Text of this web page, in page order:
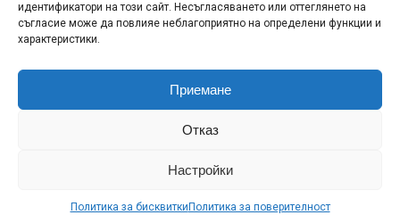
идентификатори на този сайт. Несъгласяването или оттеглянето на
съгласие може да повлияе неблагоприятно на определени функции и
характеристики.
Приемане
Отказ
Настройки
Политика за бисквитки Политика за поверителност
КОНТАКТИ СПОДЕЛИ НОВИНА!
ЗА НАС
ПОЛИТИКА ЗА БИСКВИТКИ (ЕС)
МИКА: Музика и Лайфстайл Copyright © 2011-2026